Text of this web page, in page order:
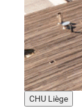
CHU Liège